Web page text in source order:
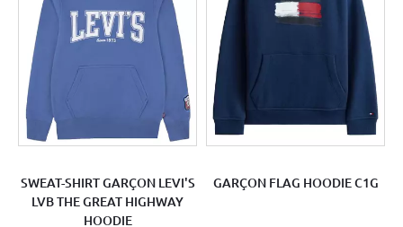
SWEAT-SHIRT GARÇON LEVI'S
LVB THE GREAT HIGHWAY
HOODIE
GARÇON FLAG HOODIE C1G